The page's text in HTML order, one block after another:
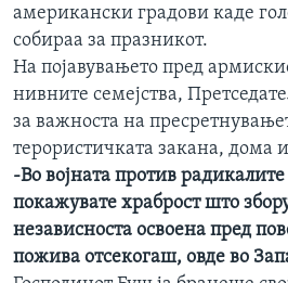
ЗДРАВЈЕ
НАУКА
УМЕТНОСТ И ЗАБАВА
ИНТЕРВЈУА
ИЗБОРИ ВО САД 2020 - АРХИВА
НАКУСО...
Јазици
американски градови каде
собираа за празникот.
На појавувањето пред
нивните семејства,
за важноста на
терористичката закана, дома
-Во војната против
покажувате храброст што
независноста освоена пред
пожива отсекогаш, овде во